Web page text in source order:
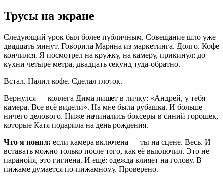
Трусы на экране
Следующий урок был более публичным. Совещание шло уже
двадцать минут. Говорила Марина из маркетинга. Долго. Кофе
кончился. Я посмотрел на кружку, на камеру, прикинул: до
кухни четыре метра, двадцать секунд туда-обратно.
Встал. Налил кофе. Сделал глоток.
Вернулся — коллега Дима пишет в личку: «Андрей, у тебя
камера. Все всё видели». На мне была рубашка. И больше
ничего делового. Ниже начинались боксеры в синий горошек,
которые Катя подарила на день рождения.
Что я понял: если камера включена — ты на сцене. Весь. И
вставать можно только после того, как её выключил. Это не
паранойя, это гигиена. И ещё: одежда влияет на голову. В
пижаме думается по-пижамному. Проверено.